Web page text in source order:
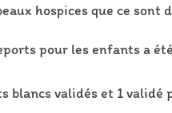
hospices que ce
pour les enfants a
blancs validés et 1